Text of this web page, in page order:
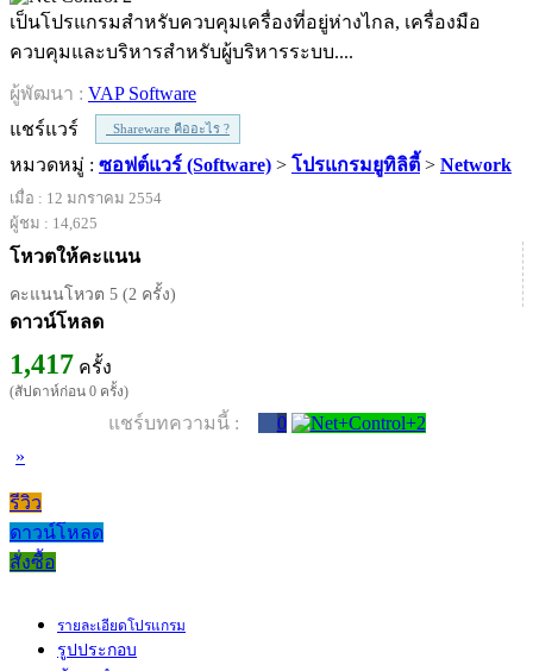
เป็นโปรแกรมสำหรับควบคุมเครื่องที่อยู่ห่างไกล, เครื่องมือ
ควบคุมและบริหารสำหรับผู้บริหารระบบ....
ผู้พัฒนา : VAP Software
แชร์แวร์
Shareware คืออะไร ?
หมวดหมู่ : ซอฟต์แวร์ (Software) > โปรแกรมยูทิลิตี้ > Network
เมื่อ : 12 มกราคม 2554
ผู้ชม : 14,625
โหวตให้คะแนน
คะแนนโหวต 5 (2 ครั้ง)
ดาวน์โหลด
1,417 ครั้ง
(สัปดาห์ก่อน 0 ครั้ง)
แชร์บทความนี้ :
0
»
รีวิว
ดาวน์โหลด
สั่งซื้อ
รายละเอียดโปรแกรม
รูปประกอบ